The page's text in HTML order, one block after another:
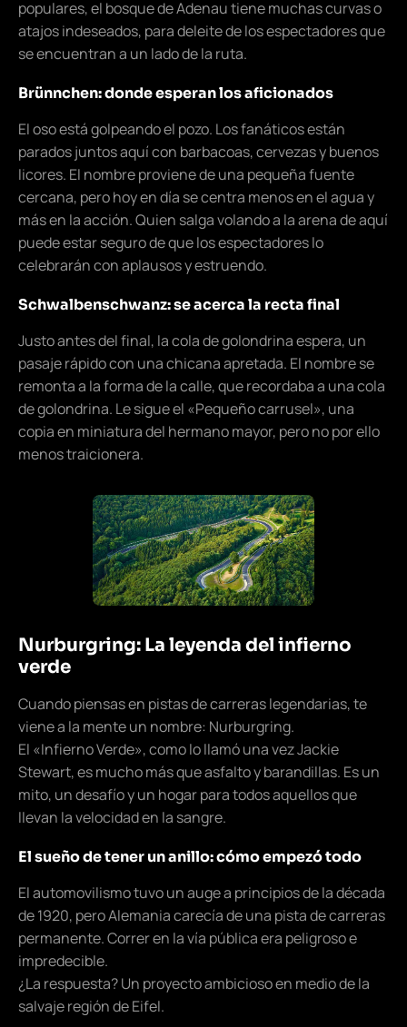
populares, el bosque de Adenau tiene muchas curvas o
atajos indeseados, para deleite de los espectadores que
se encuentran a un lado de la ruta.
Brünnchen: donde esperan los aficionados
El oso está golpeando el pozo. Los fanáticos están
parados juntos aquí con barbacoas, cervezas y buenos
licores. El nombre proviene de una pequeña fuente
cercana, pero hoy en día se centra menos en el agua y
más en la acción. Quien salga volando a la arena de aquí
puede estar seguro de que los espectadores lo
celebrarán con aplausos y estruendo.
Schwalbenschwanz: se acerca la recta final
Justo antes del final, la cola de golondrina espera, un
pasaje rápido con una chicana apretada. El nombre se
remonta a la forma de la calle, que recordaba a una cola
de golondrina. Le sigue el «Pequeño carrusel», una
copia en miniatura del hermano mayor, pero no por ello
menos traicionera.
Nurburgring: La leyenda del infierno
verde
Cuando piensas en pistas de carreras legendarias, te
viene a la mente un nombre: Nurburgring.
El «Infierno Verde», como lo llamó una vez Jackie
Stewart, es mucho más que asfalto y barandillas. Es un
mito, un desafío y un hogar para todos aquellos que
llevan la velocidad en la sangre.
El sueño de tener un anillo: cómo empezó todo
El automovilismo tuvo un auge a principios de la década
de 1920, pero Alemania carecía de una pista de carreras
permanente. Correr en la vía pública era peligroso e
impredecible.
¿La respuesta? Un proyecto ambicioso en medio de la
salvaje región de Eifel.